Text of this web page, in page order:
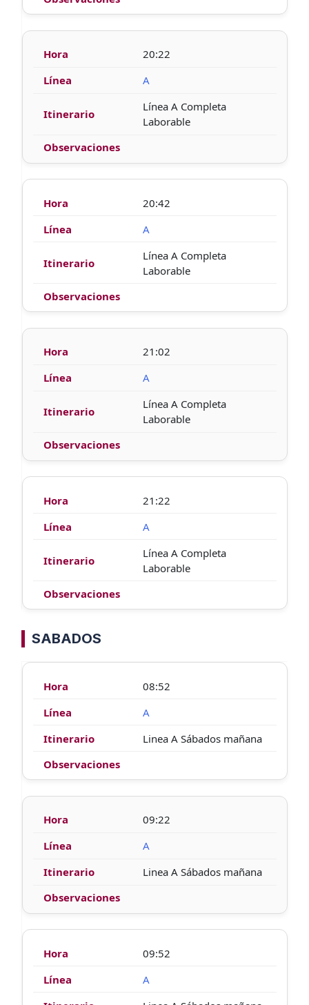
20:22
A
Línea A Completa
Laborable
20:42
A
Línea A Completa
Laborable
21:02
A
Línea A Completa
Laborable
21:22
A
Línea A Completa
Laborable
SABADOS
08:52
A
Linea A Sábados mañana
09:22
A
Linea A Sábados mañana
09:52
A